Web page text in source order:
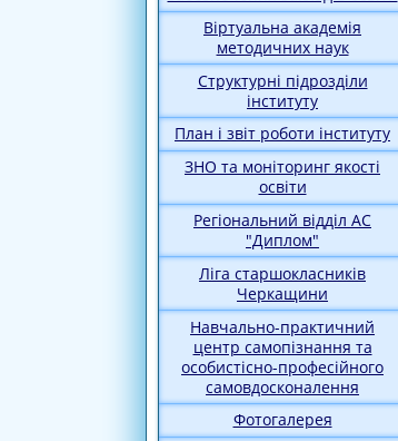
Віртуальна академія
методичних наук
Структурні підрозділи
інституту
План і звіт роботи інституту
ЗНО та моніторинг якості
освіти
Регіональний відділ АС
"Диплом"
Ліга старшокласників
Черкащини
Навчально-практичний
центр самопізнання та
особистісно-професійного
самовдосконалення
Фотогалерея